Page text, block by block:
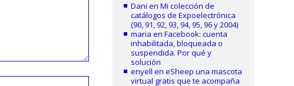
Dani enMi colección de
catálogos de Expoelectrónica
(90, 91, 92, 93, 94, 95, 96 y 2004)
maria enFacebook: cuenta
inhabilitada, bloqueada o
suspendida. Por qué y
solución
enyell eneSheep una mascota
virtual gratis que te acompaña